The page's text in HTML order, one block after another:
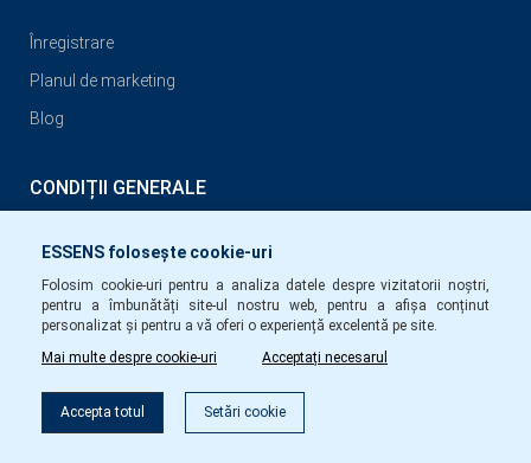
ESSENS folosește cookie-uri
Folosim cookie-uri pentru a analiza datele despre vizitatorii noștri,
pentru a îmbunătăți site-ul nostru web, pentru a afișa conținut
personalizat și pentru a vă oferi o experiență excelentă pe site.
Mai multe despre cookie-uri
Acceptați necesarul
Accepta totul Setări cookie
Înregistrare
Planul de marketing
Blog
CONDIȚII GENERALE
Condiții pentru plata comisioanelor către membrii Clubului
Condiții generale pentru prezentările tipărite, prezentările
Conditions for commission payments to members of ESSENS